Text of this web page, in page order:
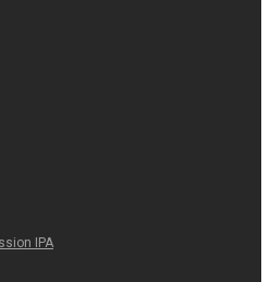
IPA